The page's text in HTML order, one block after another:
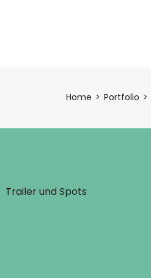
Home Portfolio
Trailer und Spots